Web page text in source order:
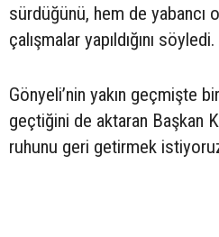
sürdüğünü, hem de yabancı
çalışmalar yapıldığını söyledi.
Gönyeli’nin yakın geçmişte
geçtiğini de aktaran Başkan
ruhunu geri getirmek